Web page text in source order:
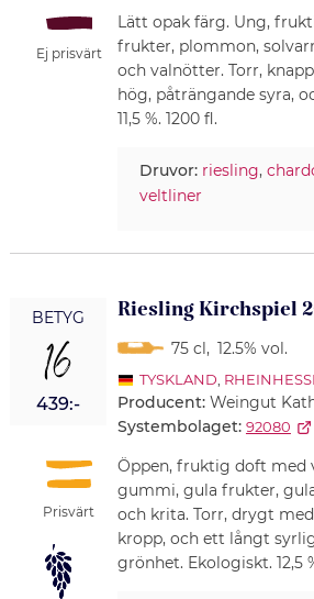
Ej prisvärt
Lätt opak färg. Ung,
frukter, plommon,
och valnötter. Torr,
hög, påträngande syra,
11,5 %. 1200 fl.
Druvor: riesling,
veltliner
BETYG
16
439:-
Prisvärt
Riesling Kirchspiel
75 cl, 12.5% vol.
TYSKLAND
Producent: Weingut
Systembolaget: 92080
Öppen, fruktig doft med
gummi, gula frukter,
och krita. Torr, drygt
kropp, och ett långt
grönhet. Ekologiskt. 12,5